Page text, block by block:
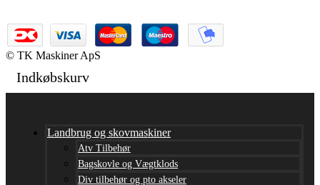
© TK Maskiner ApS
Indkøbskurv
Landbrug og skovmaskiner
Atv Tilbehør
Bagskovle og Vægtklods
Div tilbehør og pto akseler